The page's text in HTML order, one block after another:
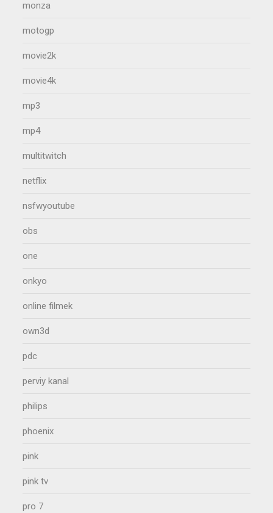
monza
motogp
movie2k
movie4k
mp3
mp4
multitwitch
netflix
nsfwyoutube
obs
one
onkyo
online filmek
own3d
pdc
perviy kanal
philips
phoenix
pink
pink tv
pro 7